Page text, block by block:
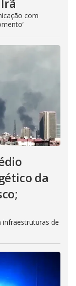
com
da
infraestruturas de